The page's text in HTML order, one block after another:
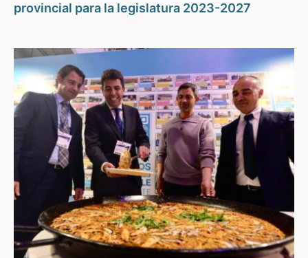
provincial para la legislatura 2023-2027